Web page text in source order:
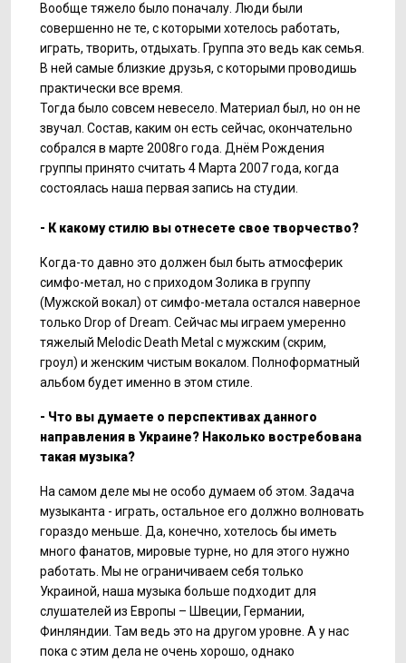
Вообще тяжело было поначалу. Люди были
совершенно не те, с которыми хотелось работать,
играть, творить, отдыхать. Группа это ведь как семья.
В ней самые близкие друзья, с которыми проводишь
практически все время.
Тогда было совсем невесело. Материал был, но он не
звучал. Состав, каким он есть сейчас, окончательно
собрался в марте 2008го года. Днём Рождения
группы принято считать 4 Марта 2007 года, когда
состоялась наша первая запись на студии.
- К какому стилю вы отнесете свое творчество?
Когда-то давно это должен был быть атмосферик
симфо-метал, но с приходом Золика в группу
(Мужской вокал) от симфо-метала остался наверное
только Drop of Dream. Сейчас мы играем умеренно
тяжелый Melodic Death Metal с мужским (скрим,
гроул) и женским чистым вокалом. Полноформатный
альбом будет именно в этом стиле.
- Что вы думаете о перспективах данного
направления в Украине? Наколько востребована
такая музыка?
На самом деле мы не особо думаем об этом. Задача
музыканта - играть, остальное его должно волновать
гораздо меньше. Да, конечно, хотелось бы иметь
много фанатов, мировые турне, но для этого нужно
работать. Мы не ограничиваем себя только
Украиной, наша музыка больше подходит для
слушателей из Европы – Швеции, Германии,
Финляндии. Там ведь это на другом уровне. А у нас
пока с этим дела не очень хорошо, однако